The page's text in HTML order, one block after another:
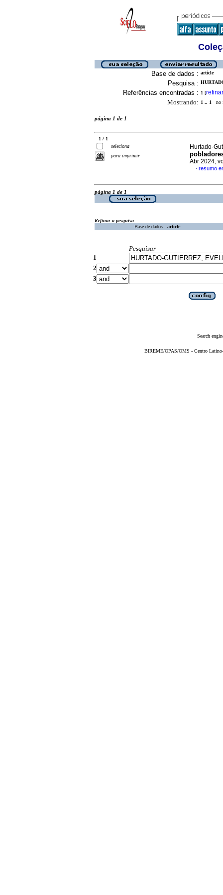
Base de dados : article
Pesquisa :
Referências encontradas : 1 [refinar
Mostrando: 1 .. 1 no
página 1 de 1
1 / 1
seleciona
para imprimir
Hurtado-
Abr 2024,
· resumo
página 1 de 1
Refinar a pesquisa
Base de dados : article
Pesquisar
1
2
3
Search
BIREME/OPAS/OMS - Centro Latino-